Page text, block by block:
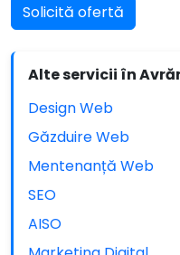
Solicită ofertă
Alte servicii în
Design Web
Găzduire Web
Mentenanță Web
SEO
AISO